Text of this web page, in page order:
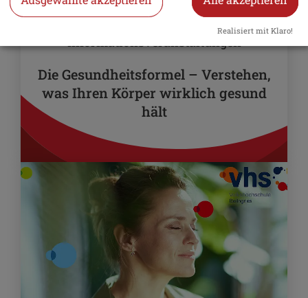
15. Oktober 2026
Informationsveranstaltungen
Die Gesundheitsformel – Verstehen,
was Ihren Körper wirklich gesund
hält
Realisiert mit Klaro!